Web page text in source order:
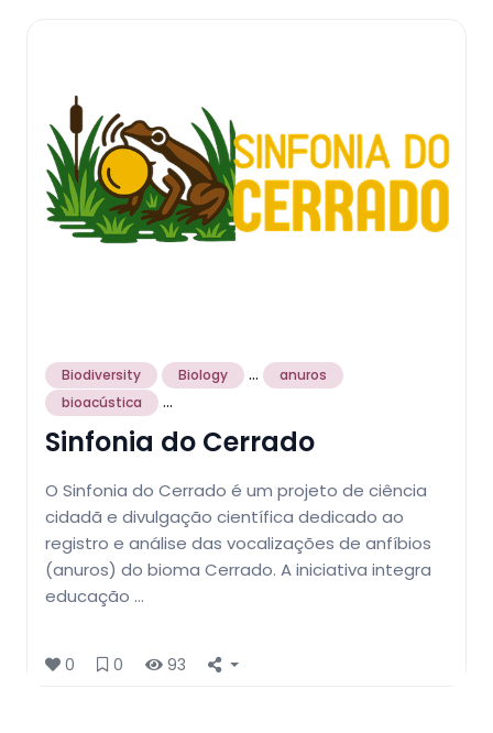
Biodiversity Biology ...
anuros
bioacústica
...
Sinfonia do Cerrado
O Sinfonia do Cerrado é um projeto de ciência
cidadã e divulgação científica dedicado ao
registro e análise das vocalizações de anfíbios
(anuros) do bioma Cerrado. A iniciativa integra
educação …
0 0 93